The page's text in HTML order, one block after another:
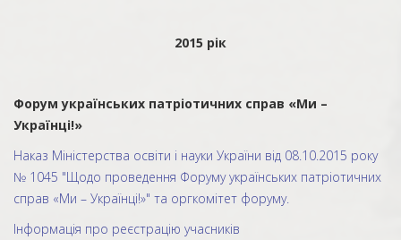
2015 рік
Форум українських патріотичних справ «Ми –
Українці!»
Наказ Міністерства освіти і науки України від 08.10.2015 року
№ 1045 "Щодо проведення Форуму українських патріотичних
справ «Ми – Українці!»" та оргкомітет форуму.
Інформація про реєстрацію учасників